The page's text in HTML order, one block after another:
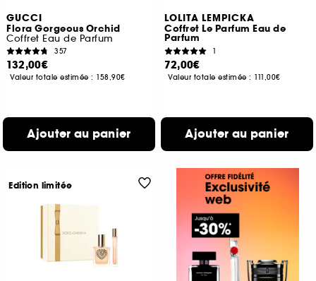
GUCCI
Flora Gorgeous Orchid
Coffret Eau de Parfum
357
132,00€
Valeur totale estimée : 158,90€
Ajouter au panier
LOLITA LEMPICKA
Coffret Le Parfum Eau de
Parfum
1
72,00€
Valeur totale estimée : 111,00€
Ajouter au panier
Edition limitée